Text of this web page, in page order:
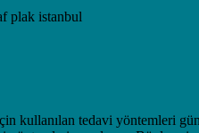
kullanılan tedavi yöntemleri